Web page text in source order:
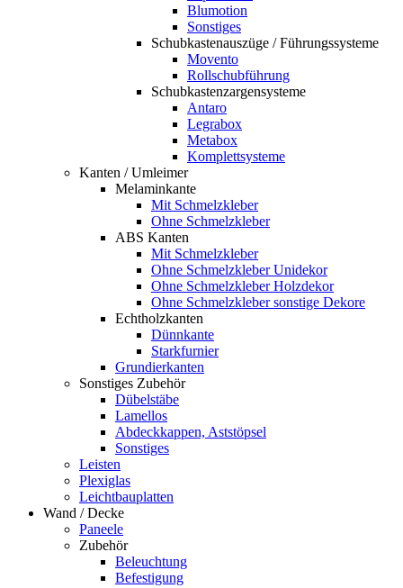
Blumotion
Sonstiges
Schubkastenauszüge / Führungssysteme
Movento
Rollschubführung
Schubkastenzargensysteme
Antaro
Legrabox
Metabox
Komplettsysteme
Kanten / Umleimer
Melaminkante
Mit Schmelzkleber
Ohne Schmelzkleber
ABS Kanten
Mit Schmelzkleber
Ohne Schmelzkleber Unidekor
Ohne Schmelzkleber Holzdekor
Ohne Schmelzkleber sonstige Dekore
Echtholzkanten
Dünnkante
Starkfurnier
Grundierkanten
Sonstiges Zubehör
Dübelstäbe
Lamellos
Abdeckkappen, Aststöpsel
Sonstiges
Leisten
Plexiglas
Leichtbauplatten
Wand / Decke
Paneele
Zubehör
Beleuchtung
Befestigung